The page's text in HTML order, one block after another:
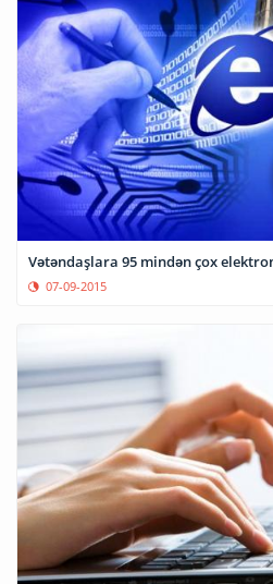
Vətəndaşlara 95 mindən çox
07-09-2015